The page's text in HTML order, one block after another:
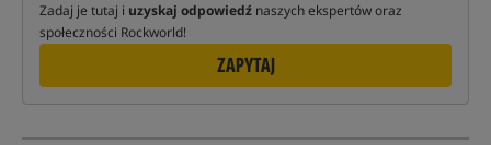
Zadaj je tutaj i uzyskaj odpowiedź naszych ekspertów oraz
społeczności Rockworld!
ZAPYTAJ